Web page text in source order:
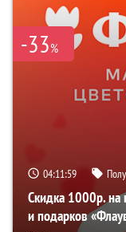
-33%
04:11:58
Скидка 1000р. на
и подарков